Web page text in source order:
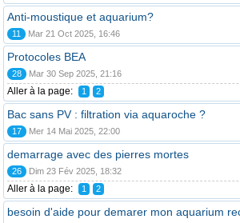
Anti-moustique et aquarium?
11 Mar 21 Oct 2025, 16:46
Protocoles BEA
28 Mar 30 Sep 2025, 21:16
Aller à la page: 1 2
Bac sans PV : filtration via aquaroche ?
17 Mer 14 Mai 2025, 22:00
demarrage avec des pierres mortes
26 Dim 23 Fév 2025, 18:32
Aller à la page: 1 2
besoin d'aide pour demarer mon aquarium